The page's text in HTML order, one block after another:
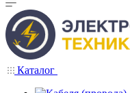
Каталог